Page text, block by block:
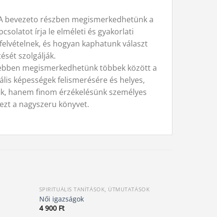
bevezeto részben megismerkedhetünk a
írja le elméleti és gyakorlati
és hogyan kaphatunk választ
szolgálják.
megismerkedhetünk többek között a
képességek felismerésére és helyes,
hanem finom érzékelésünk személyes
a nagyszeru könyvet.
SPIRITUÁLIS TANÍTÁSOK, ÚTMUTATÁSOK
Női igazságok
4 900 Ft